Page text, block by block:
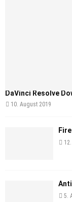
DaVinci Resolve
10. August 2019
5.